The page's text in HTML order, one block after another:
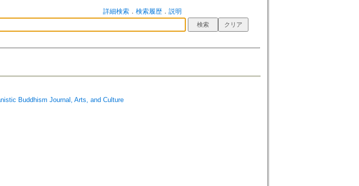
詳細検索． 検索履歴． 説明
Buddhism Journal, Arts, and Culture